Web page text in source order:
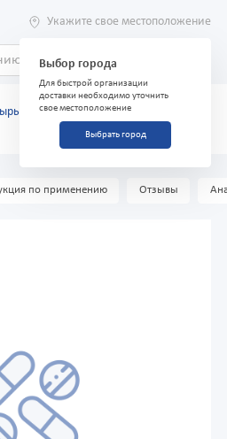
Укажите свое местоположение
Выбор города
Для быстрой организации
доставки необходимо уточнить
свое местоположение
Выбрать город
рулонный хлопчатобумажный
по применению Отзывы